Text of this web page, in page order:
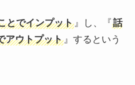
とでインプット』し、『話
アウトプット』するという